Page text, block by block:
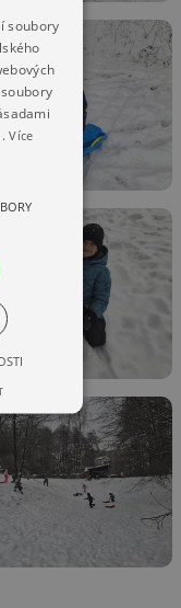
soubory
Více